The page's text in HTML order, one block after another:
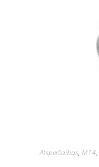
Atsperšaibas, M14,